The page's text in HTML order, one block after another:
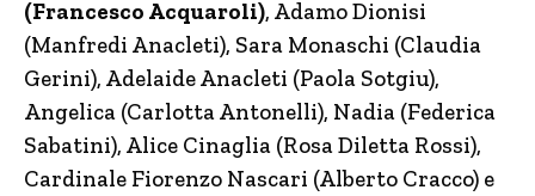
(Francesco Acquaroli), Adamo Dionisi
(Manfredi Anacleti), Sara Monaschi (Claudia
Gerini), Adelaide Anacleti (Paola Sotgiu),
Angelica (Carlotta Antonelli), Nadia (Federica
Sabatini), Alice Cinaglia (Rosa Diletta Rossi),
Cardinale Fiorenzo Nascari (Alberto Cracco) e